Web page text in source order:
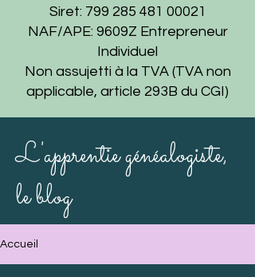
Siret: 799 285 481 00021
NAF/APE: 9609Z Entrepreneur
Individuel
Non assujetti à la TVA (TVA non
applicable, article 293B du CGI)
L'apprentie généalogiste,
le blog
Accueil